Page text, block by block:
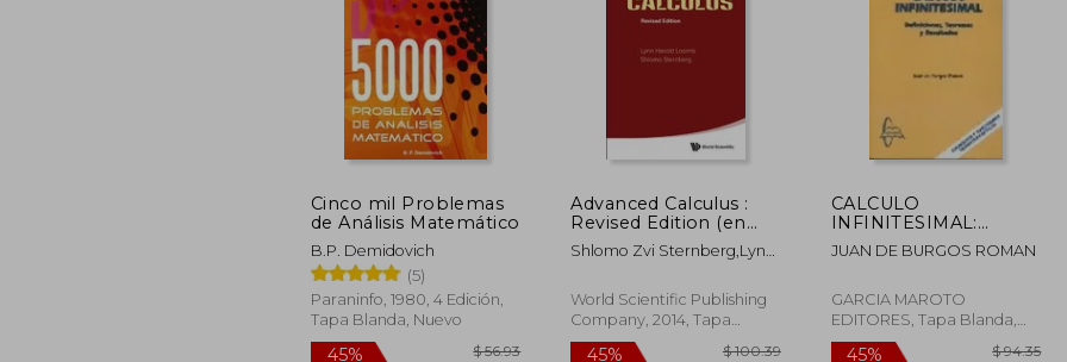
45%
dcto.
45%
dcto.
45%
dcto.
Cinco mil Problemas
de Análisis Matemático
B.P. Demidovich
(5)
Paraninfo, 1980, 4 Edición,
Tapa Blanda, Nuevo
Advanced Calculus :
Revised Edition (en
Inglés)
Shlomo Zvi Sternberg,lynn
World Scientific Publishing
Company, 2014, Tapa
Blanda, Nuevo
CALCULO
INFINITESIMAL:
DEFINICIONES,
TEOREMAS Y
papel)
JUAN DE BURGOS ROMAN
GARCIA MAROTO
EDITORES, Tapa Blanda,
Nuevo